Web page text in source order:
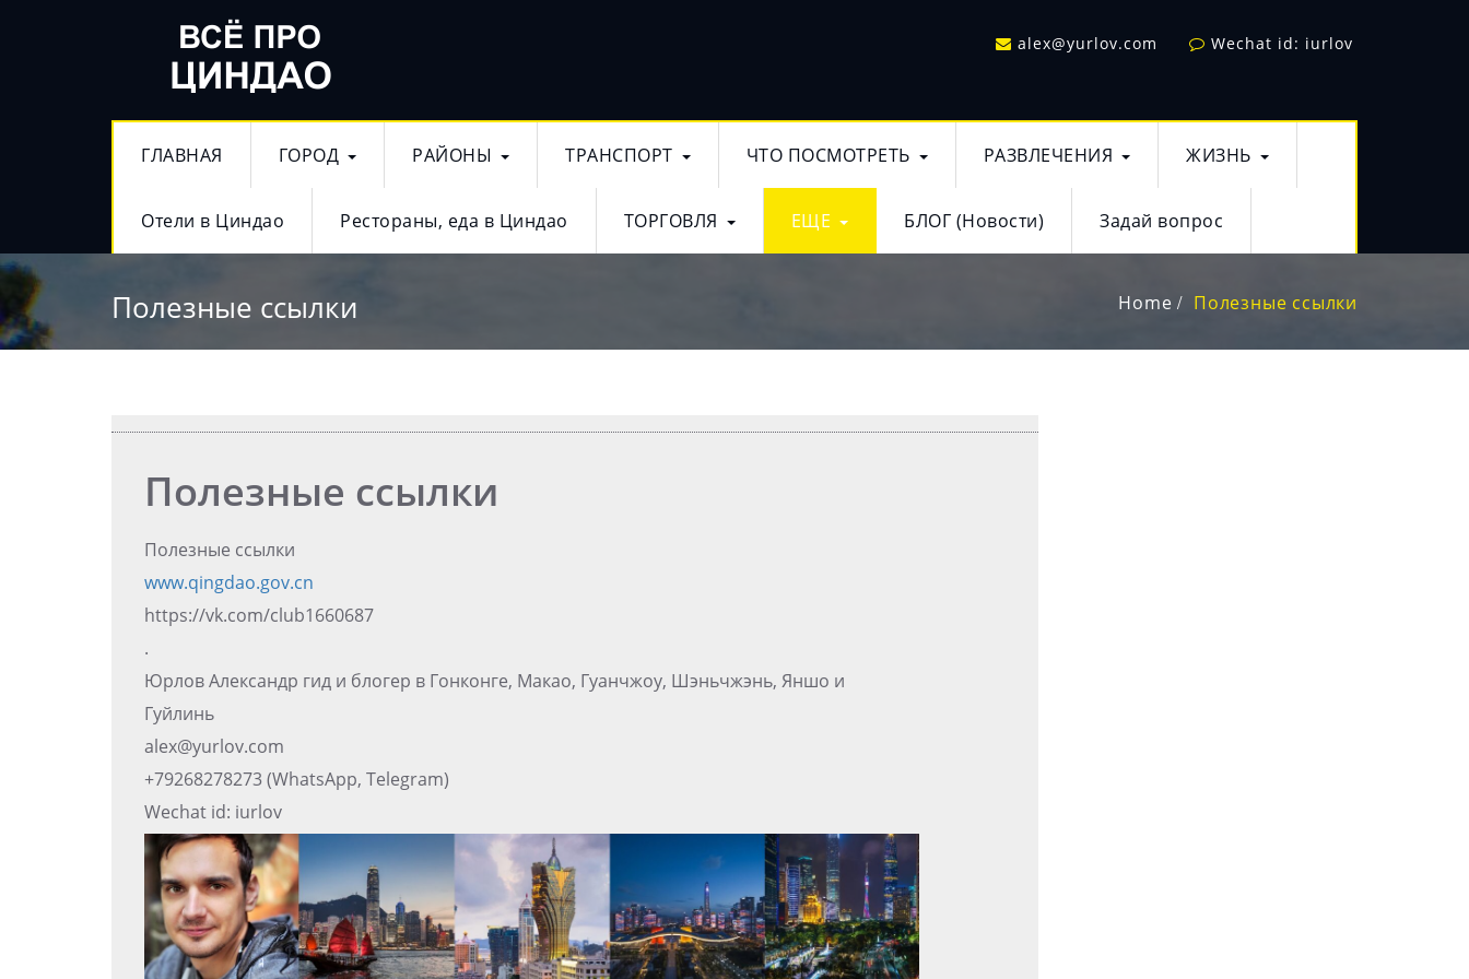
alex@yurlov.com Wechat id: iurlov
ГЛАВНАЯ ГОРОД РАЙОНЫ ТРАНСПОРТ ЧТО ПОСМОТРЕТЬ РАЗВЛЕЧЕНИЯ ЖИЗНЬ
Отели в Циндао Рестораны, еда в Циндао ТОРГОВЛЯ ЕЩЕ БЛОГ (Новости) Задай вопрос
Полезные ссылки Home Полезные ссылки
Полезные ссылки
Полезные ссылки
www.qingdao.gov.cn
https://vk.com/club1660687
.
Юрлов Александр гид и блогер в Гонконге, Макао, Гуанчжоу, Шэньчжэнь, Яншо и
Гуйлинь
alex@yurlov.com
+79268278273 (WhatsApp, Telegram)
Wechat id: iurlov